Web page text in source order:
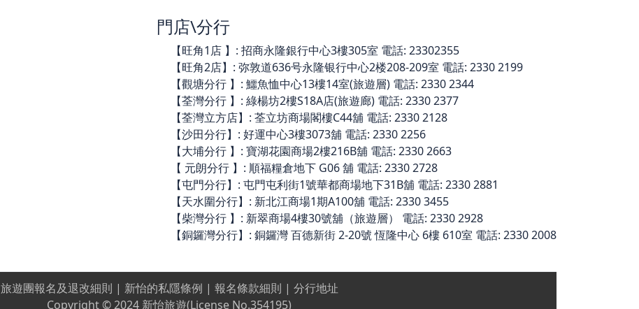
門店\分行
【旺角1店 】: 招商永隆銀行中心3樓305室 電話: 23302355
【旺角2店】: 弥敦道636号永隆银行中心2楼208-209室 電話: 2330 2199
【觀塘分行 】: 鱷魚恤中心13樓14室(旅遊層) 電話: 2330 2344
【荃灣分行 】: 綠楊坊2樓S18A店(旅遊廊) 電話: 2330 2377
【荃灣立方店】: 荃立坊商場閣樓C44舖 電話: 2330 2128
【沙田分行】: 好運中心3樓3073舖 電話: 2330 2256
【大埔分行 】: 寶湖花園商場2樓216B舖 電話: 2330 2663
【 元朗分行 】: 順福糧倉地下 G06 舖 電話: 2330 2728
【屯門分行】: 屯門屯利街1號華都商場地下31B舖 電話: 2330 2881
【天水圍分行】: 新北江商場1期A100舖 電話: 2330 3455
【柴灣分行 】: 新翠商場4樓30號舖（旅遊層） 電話: 2330 2928
【銅鑼灣分行】: 銅鑼灣 百德新街 2-20號 恆隆中心 6樓 610室 電話: 2330 2008
旅遊團報名及退改細則 | 新怡的私隱條例 | 報名條款細則 | 分行地址
Copyright © 2024 新怡旅遊(License No.354195)